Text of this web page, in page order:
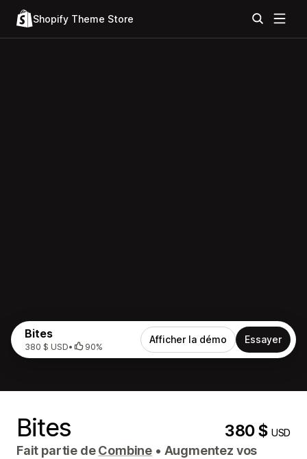
Shopify Theme Store
Bites
380 $ USD• 90%
Afficher la démo Essayer
Bites 380 $USD
Fait partie deCombine • Augmentez vos